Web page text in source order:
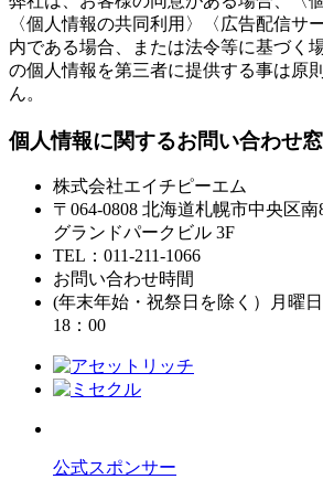
〈個人情報の共同利用〉〈広告配信サ
内である場合、または法令等に基づく
の個人情報を第三者に提供する事は原
ん。
個人情報に関するお問い合わせ
株式会社エイチピーエム
〒064-0808 北海道札幌市中央区
グランドパークビル 3F
TEL：011-211-1066
お問い合わせ時間
(年末年始・祝祭日を除く）月曜
18：00
公式スポンサー